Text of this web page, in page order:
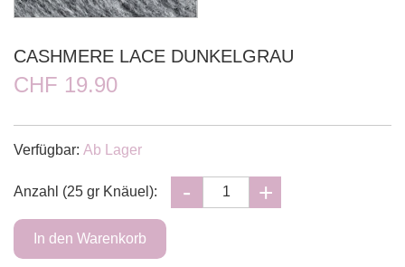
CASHMERE LACE DUNKELGRAU
CHF 19.90
Verfügbar: Ab Lager
Anzahl (25 gr Knäuel):